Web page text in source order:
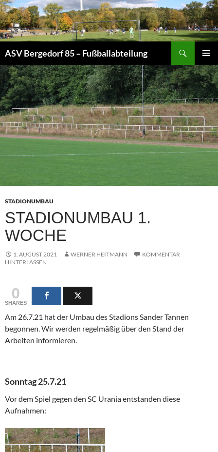
Zum
Inhalt
springen
ASV Bergedorf 85 – Fußballabteilung
MENÜ
STADIONUMBAU
STADIONUMBAU 1.
WOCHE
1. AUGUST 2021 WERNER HEITMANN
KOMMENTAR
HINTERLASSEN
0
SHARES
Am 26.7.21 hat der Umbau des Stadions Sander Tannen
begonnen. Wir werden regelmäßig über den Stand der
Arbeiten informieren.
Sonntag 25.7.21
Vor dem Spiel gegen den SC Urania entstanden diese
Aufnahmen: